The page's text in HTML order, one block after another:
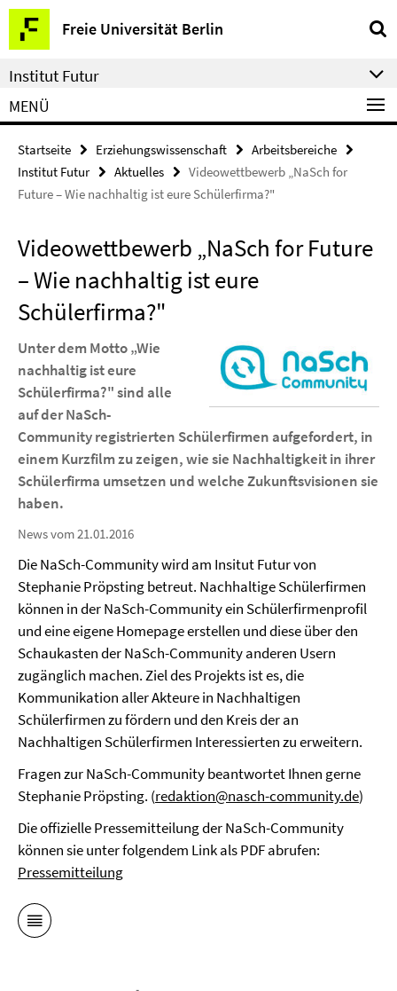
Springe
direkt
zu
Inhalt
Freie Universität Berlin
Service-
Navigation
Institut Futur
MENÜ
Startseite Erziehungswissenschaft
Arbeitsbereiche
Institut Futur
Aktuelles
Videowettbewerb „NaSch for
Future – Wie nachhaltig ist eure Schülerfirma?"
Videowettbewerb „NaSch for Future
– Wie nachhaltig ist eure
Schülerfirma?"
Unter dem Motto „Wie
nachhaltig ist eure
Schülerfirma?" sind alle
auf der NaSch-
Community registrierten Schülerfirmen aufgefordert, in
einem Kurzfilm zu zeigen, wie sie Nachhaltigkeit in ihrer
Schülerfirma umsetzen und welche Zukunftsvisionen sie
haben.
News vom 21.01.2016
Die NaSch-Community wird am Insitut Futur von
Stephanie Pröpsting betreut. Nachhaltige Schülerfirmen
können in der NaSch-Community ein Schülerfirmenprofil
und eine eigene Homepage erstellen und diese über den
Schaukasten der NaSch-Community anderen Usern
zugänglich machen. Ziel des Projekts ist es, die
Kommunikation aller Akteure in Nachhaltigen
Schülerfirmen zu fördern und den Kreis der an
Nachhaltigen Schülerfirmen Interessierten zu erweitern.
Fragen zur NaSch-Community beantwortet Ihnen gerne
Stephanie Pröpsting. (redaktion@nasch-community.de)
Die offizielle Pressemitteilung der NaSch-Community
können sie unter folgendem Link als PDF abrufen:
Pressemitteilung